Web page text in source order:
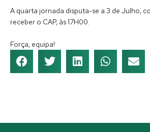
A quarta jornada disputa-se a 3 de Julho,
receber o CAP, às 17H00.
Força, equipa!